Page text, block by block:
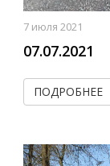
7 июля 2021
07.07.2021
ПОДРОБНЕЕ